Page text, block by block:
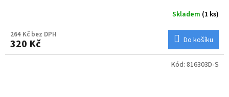
Skladem (1 ks)
264 Kč bez DPH
320 Kč Do košíku
Kód: 816303D-S